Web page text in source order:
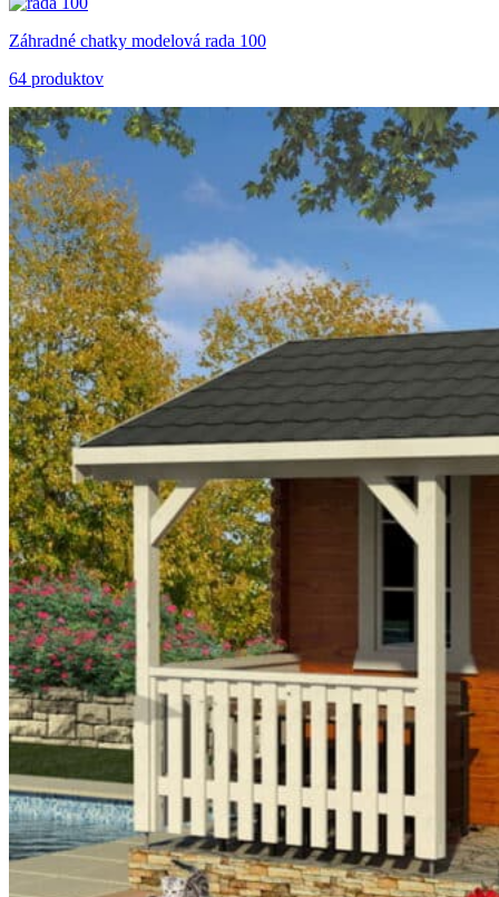
Záhradné chatky modelová rada 100
64 produktov